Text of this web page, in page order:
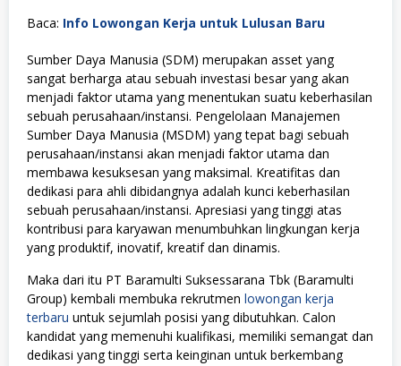
Baca: Info Lowongan Kerja untuk Lulusan Baru
Sumber Daya Manusia (SDM) merupakan asset yang
sangat berharga atau sebuah investasi besar yang akan
menjadi faktor utama yang menentukan suatu keberhasilan
sebuah perusahaan/instansi. Pengelolaan Manajemen
Sumber Daya Manusia (MSDM) yang tepat bagi sebuah
perusahaan/instansi akan menjadi faktor utama dan
membawa kesuksesan yang maksimal. Kreatifitas dan
dedikasi para ahli dibidangnya adalah kunci keberhasilan
sebuah perusahaan/instansi. Apresiasi yang tinggi atas
kontribusi para karyawan menumbuhkan lingkungan kerja
yang produktif, inovatif, kreatif dan dinamis.
Maka dari itu PT Baramulti Suksessarana Tbk (Baramulti
Group) kembali membuka rekrutmen lowongan kerja
terbaru untuk sejumlah posisi yang dibutuhkan. Calon
kandidat yang memenuhi kualifikasi, memiliki semangat dan
dedikasi yang tinggi serta keinginan untuk berkembang